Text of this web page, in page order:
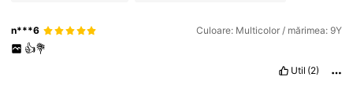
n***6 Culoare: Multicolor / mărimea: 9Y
👍💐
Util (2)